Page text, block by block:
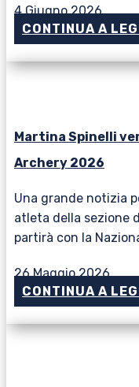
4 Giugno 2026
CONTINUA A
Martina Spinelli
Archery 2026
Una grande notizia
atleta della sezione
partirà con la
26 Maggio 2026
CONTINUA A